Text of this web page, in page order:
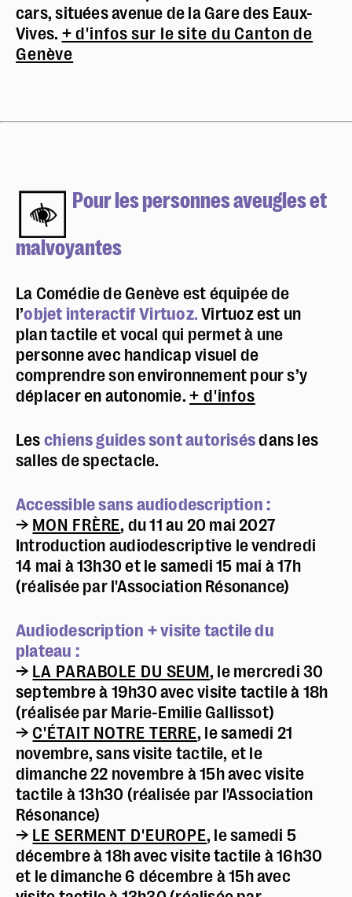
cars, situées avenue de la Gare des Eaux-
Vives. + d'infos sur le site du Canton de
Genève
Pour les personnes aveugles et
malvoyantes
La Comédie de Genève est équipée de
l’objet interactif Virtuoz.Virtuoz est un
plan tactile et vocal qui permet à une
personne avec handicap visuel de
comprendre son environnement pour s’y
déplacer en autonomie.+ d'infos
Les chiens guides sont autorisésdans les
salles de spectacle.
Accessible sans audiodescription :
→ MON FRÈRE, du 11 au 20 mai 2027
Introduction audiodescriptive le vendredi
14 mai à 13h30 et le samedi 15 mai à 17h
(réalisée par l'Association Résonance)
Audiodescription + visite tactile du
plateau :
→ LA PARABOLE DU SEUM, le mercredi 30
septembre à 19h30 avec visite tactile à 18h
(réalisée par Marie-Emilie Gallissot)
→C'ÉTAIT NOTRE TERRE, le samedi 21
novembre, sans visite tactile, et le
dimanche 22 novembre à 15h avec visite
tactile à 13h30 (réalisée par l'Association
Résonance)
→ LE SERMENT D'EUROPE, le samedi 5
décembre à 18h avec visite tactile à 16h30
et le dimanche 6 décembre à 15h avec